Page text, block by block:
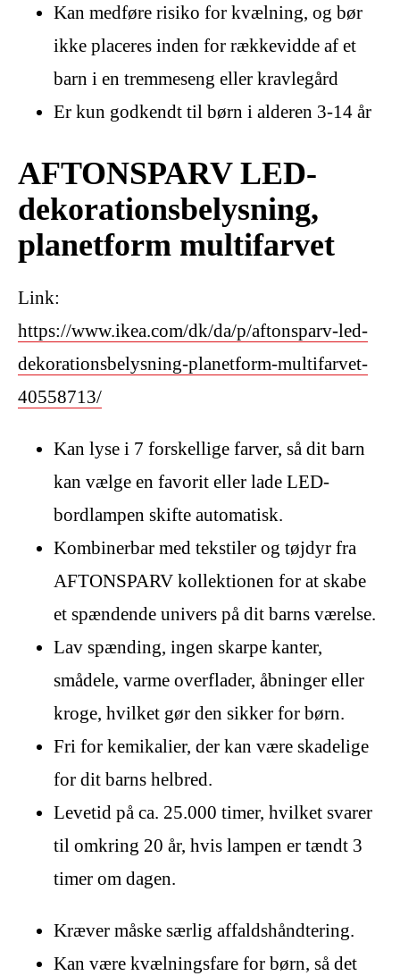
Kan medføre risiko for kvælning, og bør
ikke placeres inden for rækkevidde af et
barn i en tremmeseng eller kravlegård
Er kun godkendt til børn i alderen 3-14 år
AFTONSPARV LED-
dekorationsbelysning,
planetform multifarvet
Link:
https://www.ikea.com/dk/da/p/aftonsparv-led-
dekorationsbelysning-planetform-multifarvet-
40558713/
Kan lyse i 7 forskellige farver, så dit barn
kan vælge en favorit eller lade LED-
bordlampen skifte automatisk.
Kombinerbar med tekstiler og tøjdyr fra
AFTONSPARV kollektionen for at skabe
et spændende univers på dit barns værelse.
Lav spænding, ingen skarpe kanter,
smådele, varme overflader, åbninger eller
kroge, hvilket gør den sikker for børn.
Fri for kemikalier, der kan være skadelige
for dit barns helbred.
Levetid på ca. 25.000 timer, hvilket svarer
til omkring 20 år, hvis lampen er tændt 3
timer om dagen.
Kræver måske særlig affaldshåndtering.
Kan være kvælningsfare for børn, så det